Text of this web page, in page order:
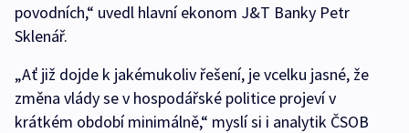
povodních,“ uvedl hlavní ekonom J&T Banky Petr
Sklenář.
„Ať již dojde k jakémukoliv řešení, je vcelku jasné, že
změna vlády se v hospodářské politice projeví v
krátkém období minimálně,“ myslí si i analytik ČSOB